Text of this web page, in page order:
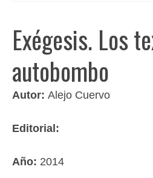
Exégesis. Los
autobombo
Autor: Alejo Cuervo
Editorial:
Año: 2014